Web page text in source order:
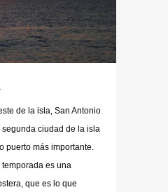
de la isla, San Antonio
ciudad de la isla
puerto más importante.
es una
que es lo que